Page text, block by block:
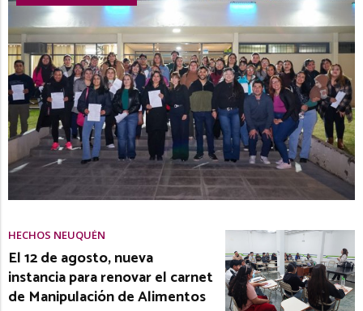
HECHOS NEUQUÉN
El 12 de agosto, nueva
instancia para renovar el carnet
de Manipulación de Alimentos